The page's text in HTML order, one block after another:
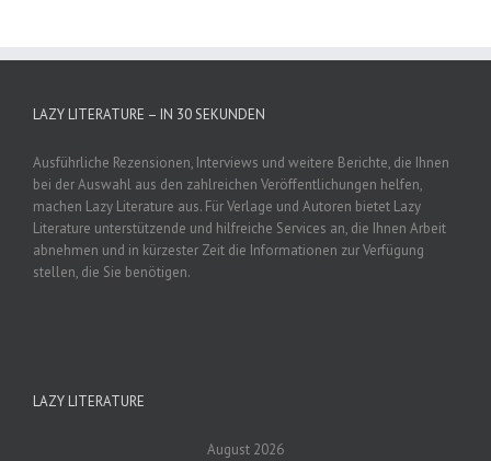
LAZY LITERATURE – IN 30 SEKUNDEN
Ausführliche Rezensionen, Interviews und weitere Berichte, die Ihnen
bei der Auswahl aus den zahlreichen Veröffentlichungen helfen,
machen Lazy Literature aus. Für Verlage und Autoren bietet Lazy
Literature unterstützende und hilfreiche Services an, die Ihnen Arbeit
abnehmen und in kürzester Zeit die Informationen zur Verfügung
stellen, die Sie benötigen.
LAZY LITERATURE
August 2026